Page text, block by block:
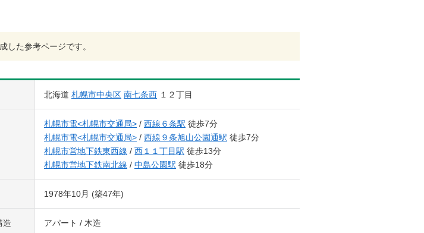
した参考ページです。
北海道 札幌市中央区 南七条西 １２丁目
札幌市電<札幌市交通局> / 西線６条駅 徒歩7分
札幌市電<札幌市交通局> / 西線９条旭山公園通駅 徒歩7分
札幌市営地下鉄東西線 / 西１１丁目駅 徒歩13分
札幌市営地下鉄南北線 / 中島公園駅 徒歩18分
1978年10月 (築47年)
造 アパート / 木造